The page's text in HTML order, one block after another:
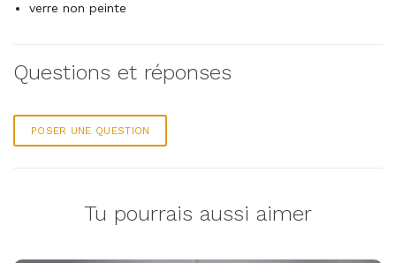
verre non peinte
Questions et réponses
POSER UNE QUESTION
Tu pourrais aussi aimer